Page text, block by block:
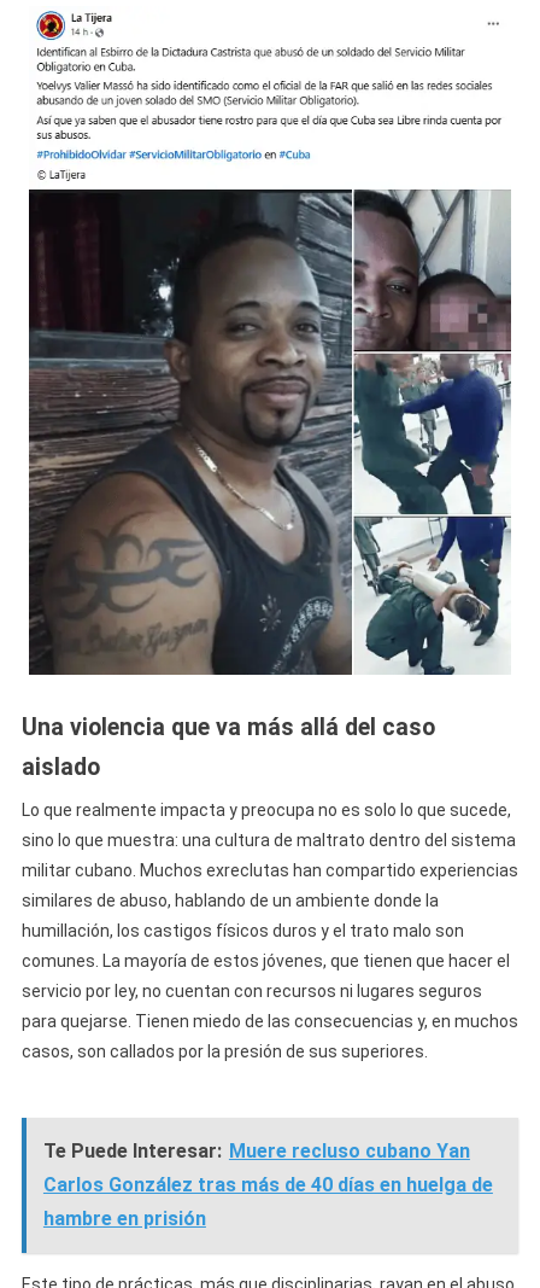
Una violencia que va más allá del caso
aislado
Lo que realmente impacta y preocupa no es solo lo que sucede,
sino lo que muestra: una cultura de maltrato dentro del sistema
militar cubano. Muchos exreclutas han compartido experiencias
similares de abuso, hablando de un ambiente donde la
humillación, los castigos físicos duros y el trato malo son
comunes. La mayoría de estos jóvenes, que tienen que hacer el
servicio por ley, no cuentan con recursos ni lugares seguros
para quejarse. Tienen miedo de las consecuencias y, en muchos
casos, son callados por la presión de sus superiores.
Te Puede Interesar: Muere recluso cubano Yan
Carlos González tras más de 40 días en huelga de
hambre en prisión